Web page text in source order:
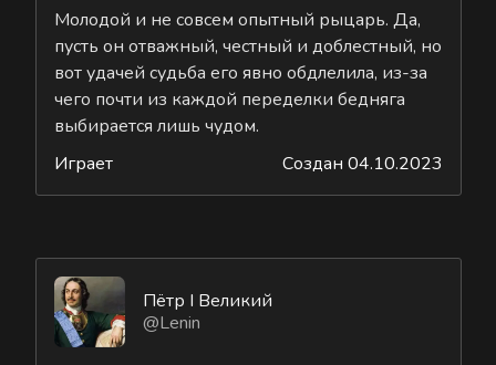
Молодой и не совсем опытный рыцарь. Да,
пусть он отважный, честный и доблестный, но
вот удачей судьба его явно обдлелила, из-за
чего почти из каждой переделки бедняга
выбирается лишь чудом.
Играет
Создан 04.10.2023
Пётр I Великий
@Lenin